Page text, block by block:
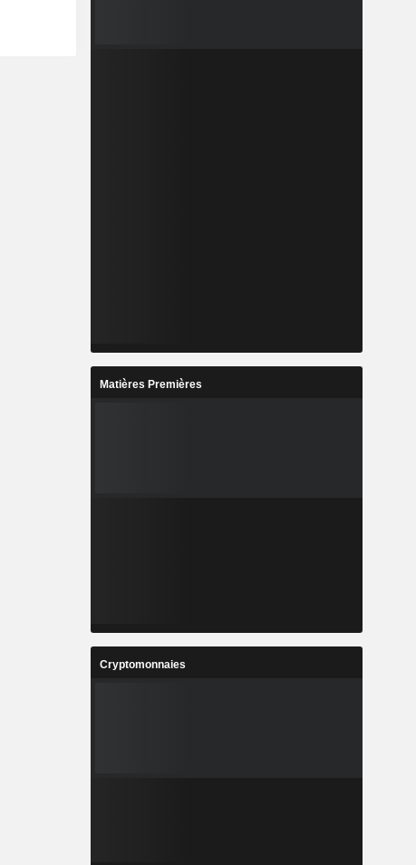
Matières Premières
Cryptomonnaies